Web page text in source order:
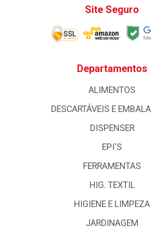
Site Seguro
Departamentos
ALIMENTOS
DESCARTÁVEIS E
DISPENSER
EPI'S
FERRAMENTAS
HIG. TEXTIL
HIGIENE E LIMPEZA
JARDINAGEM